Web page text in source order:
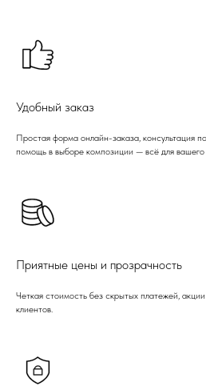
Удобный заказ
Простая форма онлайн-заказа, консультация
помощь в выборе композиции — всё для вашего
Приятные цены и прозрачность
Четкая стоимость без скрытых платежей,
клиентов.